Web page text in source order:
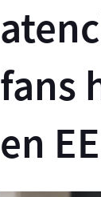
fans
en